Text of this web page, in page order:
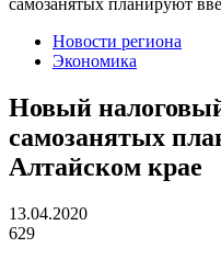
самозанятых планируют
Новости региона
Экономика
Новый
самозанятых
Алтайском крае
13.04.2020
629